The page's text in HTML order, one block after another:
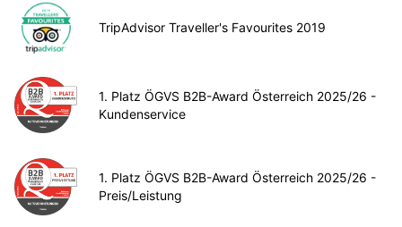
TripAdvisor Traveller's Favourites 2019
1. Platz ÖGVS B2B-Award Österreich 2025/26 -
Kundenservice
1. Platz ÖGVS B2B-Award Österreich 2025/26 -
Preis/Leistung